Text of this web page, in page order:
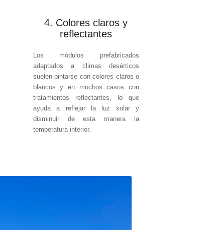
4. Colores claros y
reflectantes
Los módulos prefabricados
adaptados a climas desérticos
suelen pintarse con colores claros o
blancos y en muchos casos con
tratamientos reflectantes, lo que
ayuda a reflejar la luz solar y
disminuir de esta manera la
temperatura interior.